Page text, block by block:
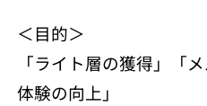
＜目的＞
「ライト層の獲得」「
体験の向上」